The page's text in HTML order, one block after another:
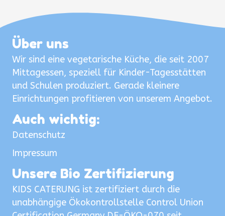
Über uns
Wir sind eine vegetarische Küche, die seit 2007
Mittagessen, speziell für Kinder-Tagesstätten
und Schulen produziert. Gerade kleinere
Einrichtungen profitieren von unserem Angebot.
Auch wichtig:
Datenschutz
Impressum
Unsere Bio Zertifizierung
KIDS CATERUNG ist zertifiziert durch die
unabhängige Ökokontrollstelle Control Union